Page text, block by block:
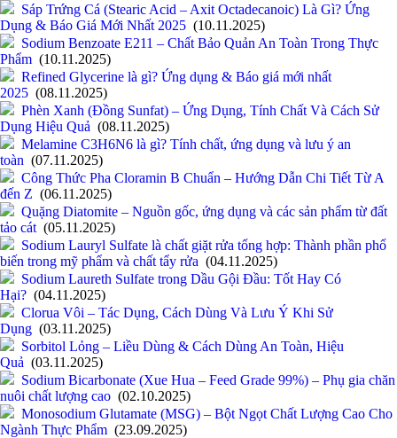
Sáp Trứng Cá (Stearic Acid – Axit Octadecanoic) Là Gì? Ứng
Dụng & Báo Giá Mới Nhất 2025 (10.11.2025)
Sodium Benzoate E211 – Chất Bảo Quản An Toàn Trong Thực
Phẩm (10.11.2025)
Refined Glycerine là gì? Ứng dụng & Báo giá mới nhất
2025 (08.11.2025)
Phèn Xanh (Đồng Sunfat) – Ứng Dụng, Tính Chất Và Cách Sử
Dụng Hiệu Quả (08.11.2025)
Melamine C3H6N6 là gì? Tính chất, ứng dụng và lưu ý an
toàn (07.11.2025)
Công Thức Pha Cloramin B Chuẩn – Hướng Dẫn Chi Tiết Từ A
đến Z (06.11.2025)
Quặng Diatomite – Nguồn gốc, ứng dụng và các sản phẩm từ đất
tảo cát (05.11.2025)
Sodium Lauryl Sulfate là chất giặt rửa tổng hợp: Thành phần phổ
biến trong mỹ phẩm và chất tẩy rửa (04.11.2025)
Sodium Laureth Sulfate trong Dầu Gội Đầu: Tốt Hay Có
Hại? (04.11.2025)
Clorua Vôi – Tác Dụng, Cách Dùng Và Lưu Ý Khi Sử
Dụng (03.11.2025)
Sorbitol Lỏng – Liều Dùng & Cách Dùng An Toàn, Hiệu
Quả (03.11.2025)
Sodium Bicarbonate (Xue Hua – Feed Grade 99%) – Phụ gia chăn
nuôi chất lượng cao (02.10.2025)
Monosodium Glutamate (MSG) – Bột Ngọt Chất Lượng Cao Cho
Ngành Thực Phẩm (23.09.2025)